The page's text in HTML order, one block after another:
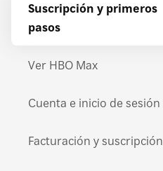
Suscripción y primeros
pasos
Ver HBO Max
Cuenta e inicio de sesión
Facturación y suscripción